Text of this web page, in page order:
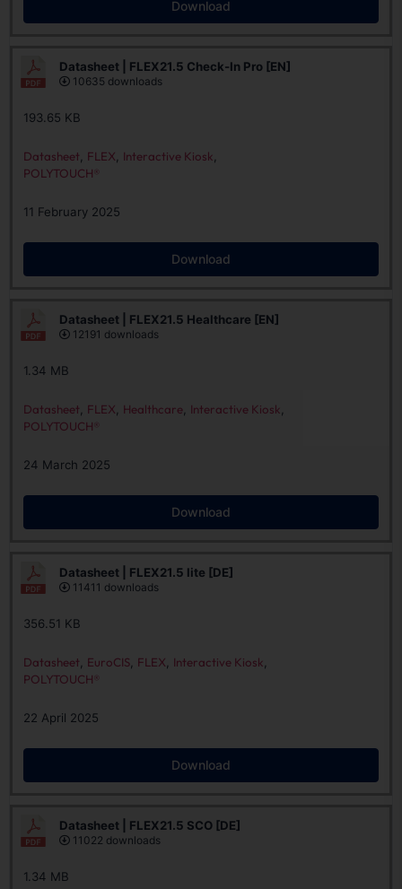
Download
Datasheet | FLEX21.5 Check-In Pro [EN]
10635 downloads
193.65 KB
Datasheet FLEX Interactive Kiosk
POLYTOUCH®
11 February 2025
Download
Datasheet | FLEX21.5 Healthcare [EN]
12191 downloads
1.34 MB
Datasheet FLEX Healthcare Interactive Kiosk
POLYTOUCH®
24 March 2025
Download
Datasheet | FLEX21.5 lite [DE]
11411 downloads
356.51 KB
Datasheet EuroCIS FLEX Interactive Kiosk
POLYTOUCH®
22 April 2025
Download
Datasheet | FLEX21.5 SCO [DE]
11022 downloads
1.34 MB